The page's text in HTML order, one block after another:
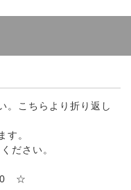
。こちらより折り返し
す。
ださい。
☆